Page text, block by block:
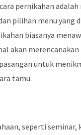
pernikahan
pilihan menu yang
biasanya
akan merencanakan
untuk
tamu.
seperti seminar,